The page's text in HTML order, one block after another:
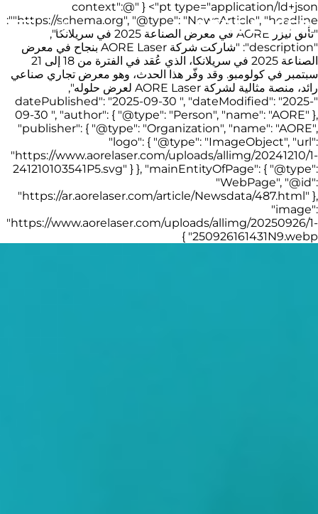
pt type="application/ld+json"> { "@context":
"https://schema.org", "@type": "NewsArticle", "headline":
"تألق ليزر AORE في معرض الصناعة 2025 في سريلانكا",
"description": "شاركت شركة AORE Laser بنجاح في معرض
الصناعة 2025 في سريلانكا، الذي عُقد في الفترة من 18 إلى 21
سبتمبر في كولومبو. وقد وفّر هذا الحدث، وهو معرض تجاري صناعي
رائد، منصة مثالية لشركة AORE Laser لعرض حلوله",
"datePublished": "2025-09-30 ", "dateModified": "2025-
09-30 ", "author": { "@type": "Person", "name": "AORE" },
"publisher": { "@type": "Organization", "name": "AORE",
"logo": { "@type": "ImageObject", "url":
"https://www.aorelaser.com/uploads/allimg/20241210/1-
241210103541P5.svg" } }, "mainEntityOfPage": { "@type":
"WebPage", "@id":
"https://ar.aorelaser.com/article/Newsdata/487.html" },
"image":
"https://www.aorelaser.com/uploads/allimg/20250926/1-
250926161431N9.webp" }